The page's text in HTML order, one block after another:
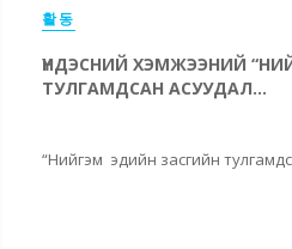
활동
ҮНДЭСНИЙ ХЭМЖЭЭНИЙ
ТУЛГАМДСАН АСУУДАЛ...
“Нийгэм эдийн засгийн